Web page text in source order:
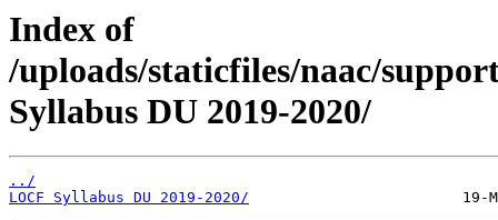
Index of
/uploads/staticfiles/naac/
Syllabus DU 2019-2020/
../
LOCF Syllabus DU 2019-2020/